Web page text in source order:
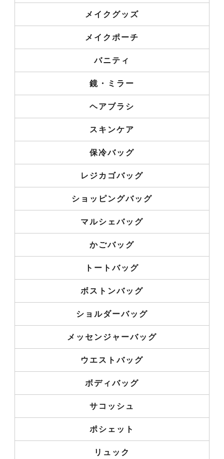
メイクグッズ
メイクポーチ
バニティ
鏡・ミラー
ヘアブラシ
スキンケア
保冷バッグ
レジカゴバッグ
ショッピングバッグ
マルシェバッグ
かごバッグ
トートバッグ
ボストンバッグ
ショルダーバッグ
メッセンジャーバッグ
ウエストバッグ
ボディバッグ
サコッシュ
ポシェット
リュック